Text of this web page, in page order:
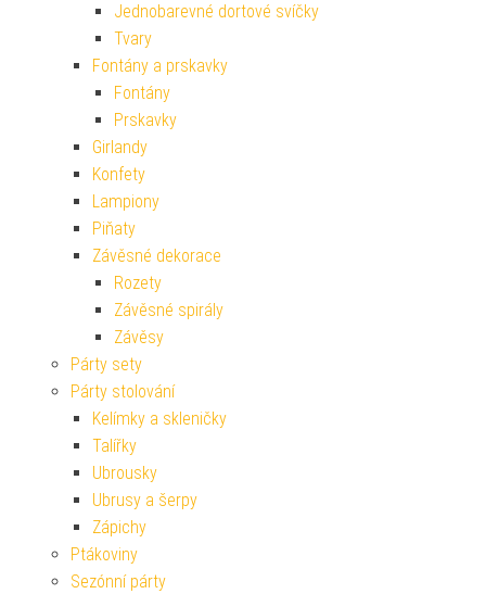
Jednobarevné dortové svíčky
Tvary
Fontány a prskavky
Fontány
Prskavky
Girlandy
Konfety
Lampiony
Piňaty
Závěsné dekorace
Rozety
Závěsné spirály
Závěsy
Párty sety
Párty stolování
Kelímky a skleničky
Talířky
Ubrousky
Ubrusy a šerpy
Zápichy
Ptákoviny
Sezónní párty